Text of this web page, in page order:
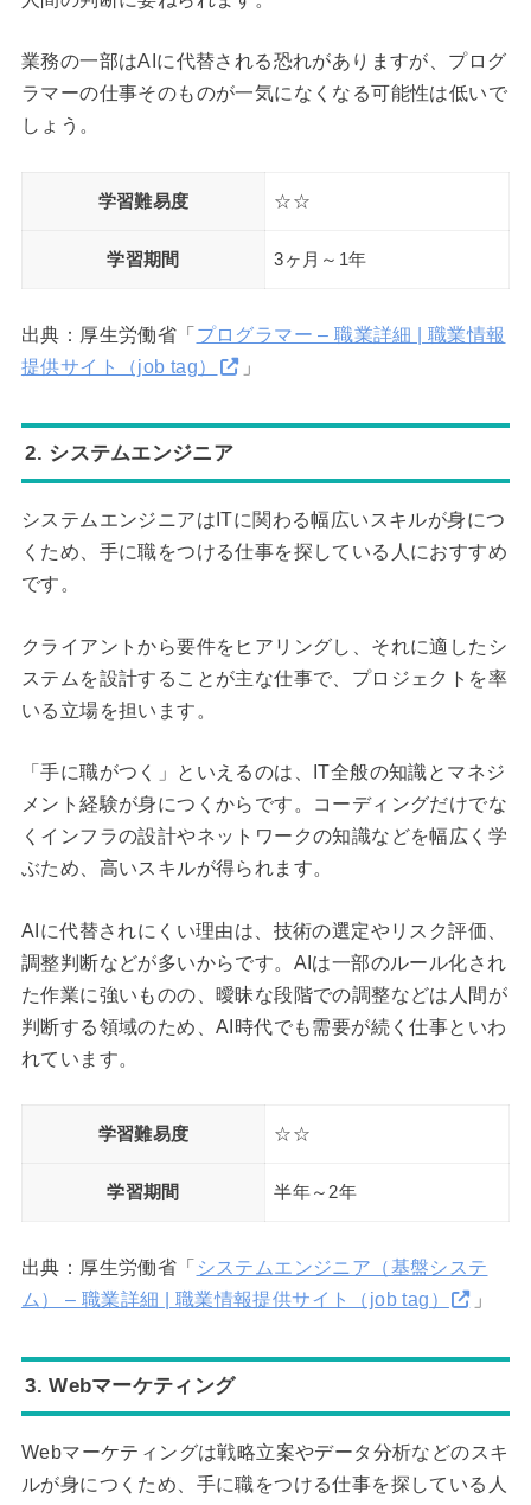
業務の一部はAIに代替される恐れがありますが、プログ
ラマーの仕事そのものが一気になくなる可能性は低いで
しょう。
学習難易度 ☆☆
学習期間 3ヶ月～1年
出典：厚生労働省「 プログラマー – 職業詳細 | 職業情報
提供サイト（job tag）
」
2. システムエンジニア
システムエンジニアはITに関わる幅広いスキルが身につ
くため、手に職をつける仕事を探している人におすすめ
です。
クライアントから要件をヒアリングし、それに適したシ
ステムを設計することが主な仕事で、プロジェクトを率
いる立場を担います。
「手に職がつく」といえるのは、IT全般の知識とマネジ
メント経験が身につくからです。コーディングだけでな
くインフラの設計やネットワークの知識などを幅広く学
ぶため、高いスキルが得られます。
AIに代替されにくい理由は、技術の選定やリスク評価、
調整判断などが多いからです。AIは一部のルール化され
た作業に強いものの、曖昧な段階での調整などは人間が
判断する領域のため、AI時代でも需要が続く仕事といわ
れています。
学習難易度 ☆☆
学習期間 半年～2年
出典：厚生労働省「 システムエンジニア（基盤システ
ム） – 職業詳細 | 職業情報提供サイト（job tag）
」
3. Webマーケティング
Webマーケティングは戦略立案やデータ分析などのスキ
ルが身につくため、手に職をつける仕事を探している人